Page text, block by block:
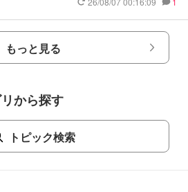
もっと見る
から探す
トピック検索